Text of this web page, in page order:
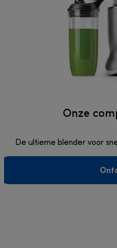
Onze
De ultieme blender voor